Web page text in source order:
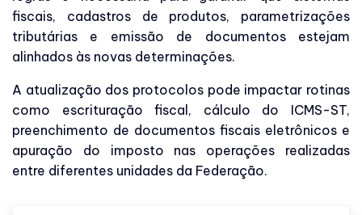
fiscais, cadastros de produtos, parametrizações
tributárias e emissão de documentos estejam
alinhados às novas determinações.
A atualização dos protocolos pode impactar rotinas
como escrituração fiscal, cálculo do ICMS-ST,
preenchimento de documentos fiscais eletrônicos e
apuração do imposto nas operações realizadas
entre diferentes unidades da Federação.